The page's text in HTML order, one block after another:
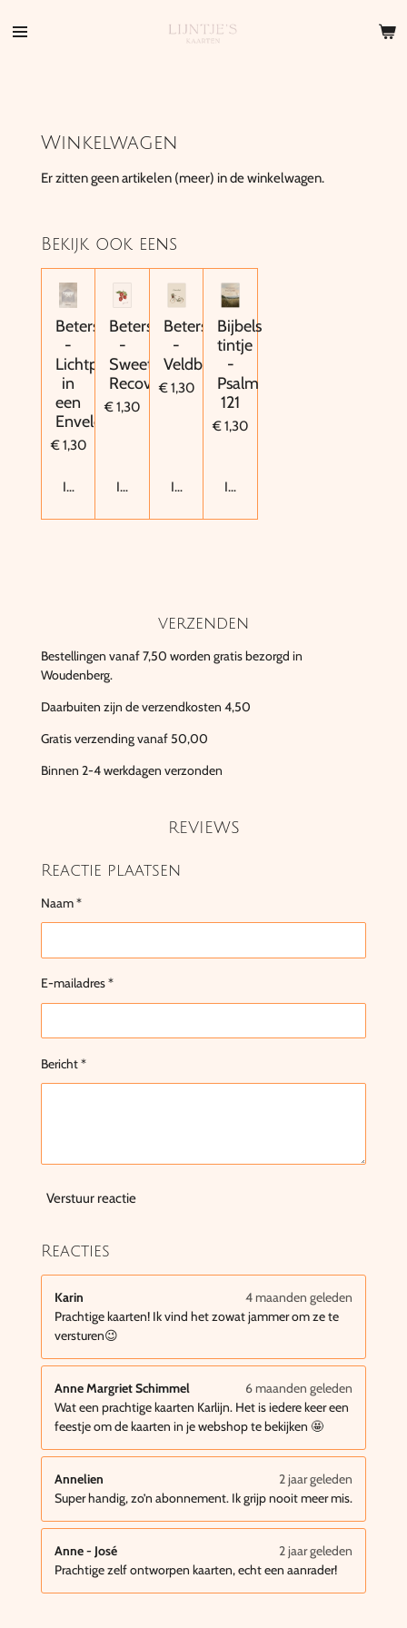
direct
Winkelwagen
Er zitten geen artikelen (meer) in de winkelwagen.
Bekijk ook eens
Beterschap
-
Lichtpunt
in
een
Envelop
€ 1,30
In winkelwagen
Beterschap
-
Sweet
Recovery
€ 1,30
In winkelwagen
Beterschap
-
Veldboeketje
€ 1,30
In winkelwagen
Bijbels
tintje
-
Psalm
121
€ 1,30
In winkelwagen
verzenden
Bestellingen vanaf 7,50 worden gratis bezorgd in
Woudenberg.
Daarbuiten zijn de verzendkosten 4,50
Gratis verzending vanaf 50,00
Binnen 2-4 werkdagen verzonden
REVIEWS
Reactie plaatsen
Naam *
E-mailadres *
Bericht *
Verstuur reactie
Reacties
Karin
4 maanden geleden
Prachtige kaarten! Ik vind het zowat jammer om ze te
versturen😉
Anne Margriet Schimmel
6 maanden geleden
Wat een prachtige kaarten Karlijn. Het is iedere keer een
feestje om de kaarten in je webshop te bekijken 🤩
Annelien
2 jaar geleden
Super handig, zo’n abonnement. Ik grijp nooit meer mis.
Anne - José
2 jaar geleden
Prachtige zelf ontworpen kaarten, echt een aanrader!